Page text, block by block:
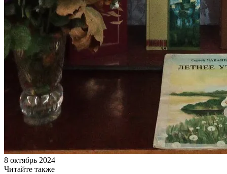
8 октябрь 2024
Читайте также